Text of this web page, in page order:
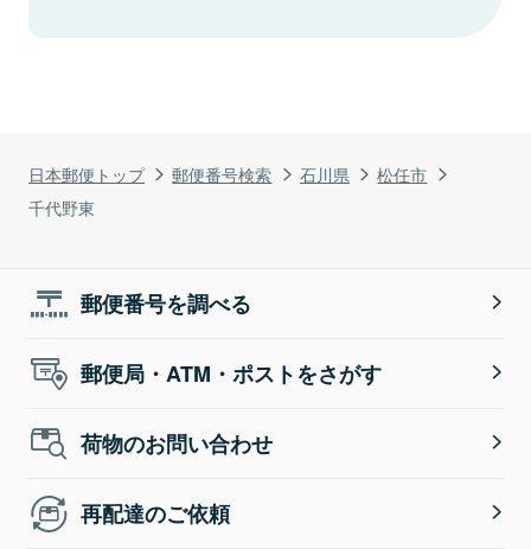
日本郵便トップ 郵便番号検索 石川県
松任市
千代野東
郵便番号を調べる
郵便局・ATM・ポストをさがす
荷物のお問い合わせ
再配達のご依頼